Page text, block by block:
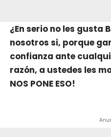
¿En serio no les gusta
nosotros si, porque
confianza ante
razón, a ustedes les
NOS PONE ESO!